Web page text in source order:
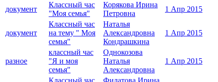
документ
Классный час
"Моя семья"
Корякова Ирина
Петровна
1 Апр 2015
документ
Классный час
на тему " Моя
семья"
Наталья
Александровна
Кондрашкина
1 Апр 2015
разное
классный час
"Я и моя
семья"
Однокозова
Наталья
Александровна
1 Апр 2015